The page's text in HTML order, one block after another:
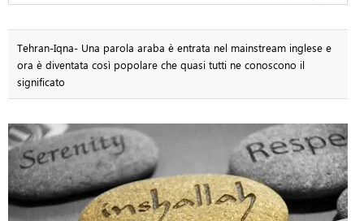
Tehran-Iqna- Una parola araba è entrata nel mainstream inglese e
ora è diventata così popolare che quasi tutti ne conoscono il
significato